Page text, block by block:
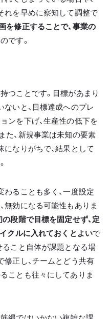
れを早めに察知して調整で
を修正することで、事業の
のです。
つことです。目標があまり
ないと、目標達成へのプレ
ンを下げ、生産性の低下を
た、新規事業は未知の要素
になりがちで、結果として
わることも多く、一度設定
無効になる可能性もありま
段階で目標を固定せず、定
クルに入れておくとよいで
ること自体が課題となる場
修正し、チームとどう共有
ことも往々にしてありま